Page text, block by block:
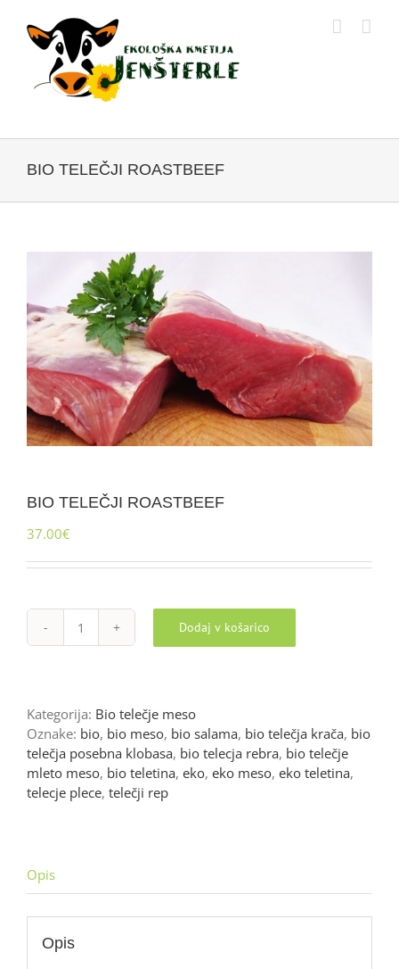
content
BIO TELEČJI ROASTBEEF
BIO TELEČJI ROASTBEEF
37.00€
BIO
Dodaj v košarico
Kategorija: Bio telečje meso
Oznake: bio, bio meso, bio salama, bio telečja krača, bio
telečja posebna klobasa, bio telecja rebra, bio telečje
mleto meso, bio teletina, eko, eko meso, eko teletina,
telecje plece, telečji rep
Opis
Opis